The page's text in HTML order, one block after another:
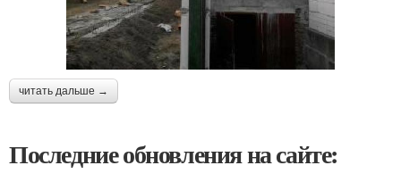
читать дальше →
Последние обновления на сайте: